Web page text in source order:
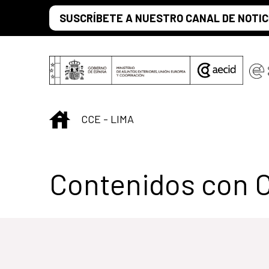
Saltar al contenido principal
SUSCRÍBETE A NUESTRO CANAL DE
INICIO
CCE - LIMA
Centro Cultural
Contenidos con